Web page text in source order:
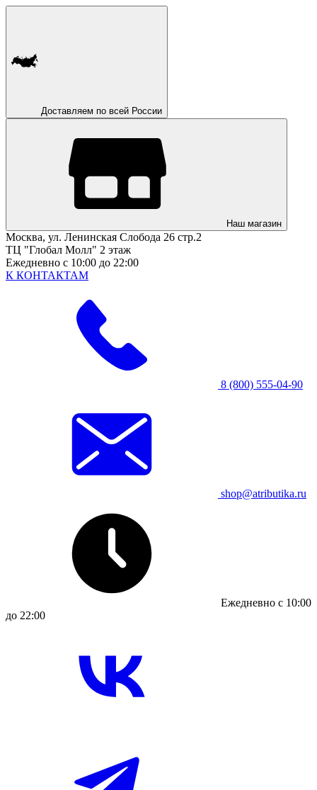
Доставляем по всей России
Наш магазин
Москва, ул. Ленинская Слобода 26 стр.2
ТЦ "Глобал Молл" 2 этаж
Ежедневно с 10:00 до 22:00
К КОНТАКТАМ
8 (800) 555-04-90
shop@atributika.ru
Ежедневно с 10:00
до 22:00